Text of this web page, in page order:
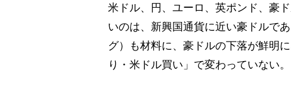
米ドル、円、ユーロ、英ポンド、豪
いのは、新興国通貨に近い豪ドルで
グ）も材料に、豪ドルの下落が鮮明
り・米ドル買い」で変わっていない。